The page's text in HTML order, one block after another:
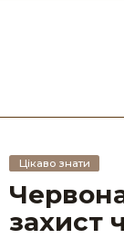
Цікаво знати
захист